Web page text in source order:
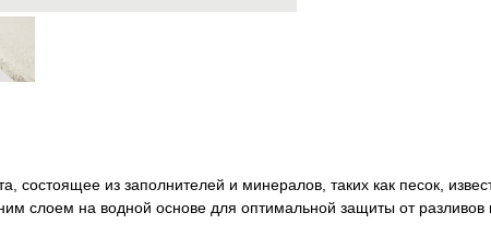
состоящее из заполнителей и минералов, таких как песок,
слоем на водной основе для оптимальной защиты от разливов